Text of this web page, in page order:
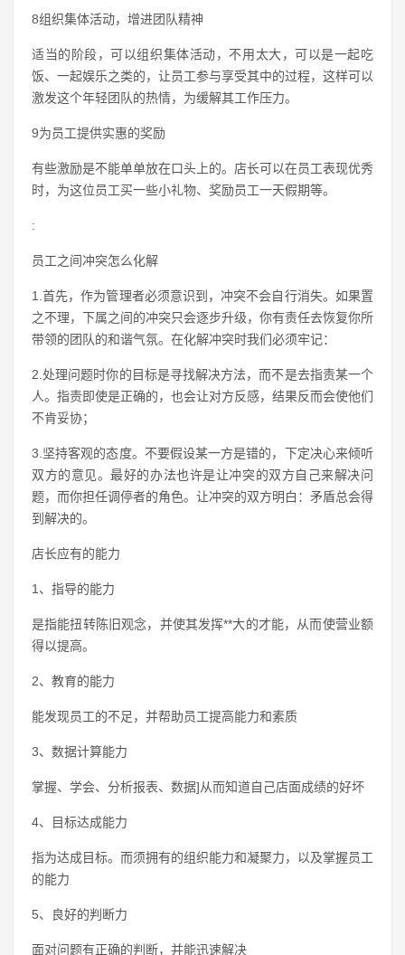
8组织集体活动，增进团队精神
适当的阶段，可以组织集体活动，不用太大，可以是一起吃
饭、一起娱乐之类的，让员工参与享受其中的过程，这样可以
激发这个年轻团队的热情，为缓解其工作压力。
9为员工提供实惠的奖励
有些激励是不能单单放在口头上的。店长可以在员工表现优秀
时，为这位员工买一些小礼物、奖励员工一天假期等。
:
员工之间冲突怎么化解
1.首先，作为管理者必须意识到，冲突不会自行消失。如果置
之不理，下属之间的冲突只会逐步升级，你有责任去恢复你所
带领的团队的和谐气氛。在化解冲突时我们必须牢记：
2.处理问题时你的目标是寻找解决方法，而不是去指责某一个
人。指责即使是正确的，也会让对方反感，结果反而会使他们
不肯妥协；
3.坚持客观的态度。不要假设某一方是错的，下定决心来倾听
双方的意见。最好的办法也许是让冲突的双方自己来解决问
题，而你担任调停者的角色。让冲突的双方明白：矛盾总会得
到解决的。
店长应有的能力
1、指导的能力
是指能扭转陈旧观念，并使其发挥**大的才能，从而使营业额
得以提高。
2、教育的能力
能发现员工的不足，并帮助员工提高能力和素质
3、数据计算能力
掌握、学会、分析报表、数据]从而知道自己店面成绩的好坏
4、目标达成能力
指为达成目标。而须拥有的组织能力和凝聚力，以及掌握员工
的能力
5、良好的判断力
面对问题有正确的判断，并能迅速解决